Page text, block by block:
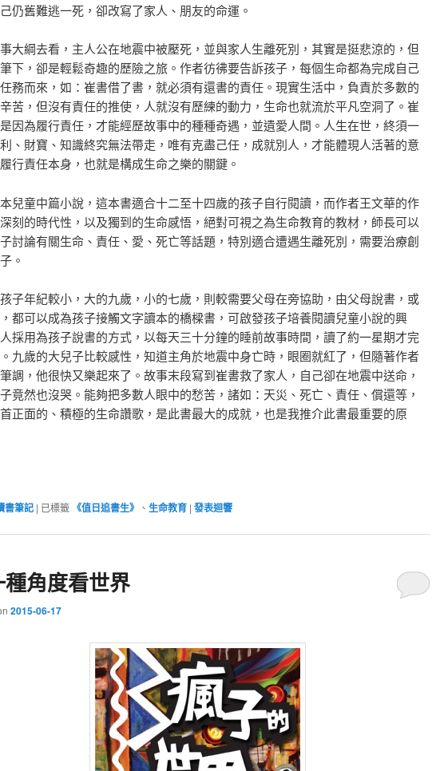
仍舊難逃一死，卻改寫了家人、朋友的命運。
大綱去看，主人公在地震中被壓死，並與家人生離死別，其實是挺悲涼的，但
下，卻是輕鬆奇趣的歷險之旅。作者彷彿要告訴孩子，每個生命都為完成自己
務而來，如：崔書借了書，就必須有還書的責任。現實生活中，負責於多數的
苦，但沒有責任的推使，人就沒有歷練的動力，生命也就流於平凡空洞了。崔
因為履行責任，才能經歷故事中的種種奇遇，並遺愛人間。人生在世，終須一
、財寶、知識終究無法帶走，唯有克盡己任，成就別人，才能體現人活著的意
行責任本身，也就是構成生命之樂的關鍵。
兒童中篇小說，這本書適合十二至十四歲的孩子自行閱讀，而作者王文華的作
刻的時代性，以及獨到的生命感悟，絕對可視之為生命教育的教材，師長可以
討論有關生命、責任、愛、死亡等話題，特別適合遭遇生離死別，需要治療創
。
子年紀較小，大的九歲，小的七歲，則較需要父母在旁協助，由父母說書，或
都可以成為孩子接觸文字讀本的橋樑書，可啟發孩子培養閱讀兒童小說的興
採用為孩子說書的方式，以每天三十分鐘的睡前故事時間，讀了約一星期才完
九歲的大兒子比較感性，知道主角於地震中身亡時，眼圈就紅了，但隨著作者
調，他很快又樂起來了。故事末段寫到崔書救了家人，自己卻在地震中送命，
竟然也沒哭。能夠把多數人眼中的愁苦，諸如：天災、死亡、責任、償還等，
正面的、積極的生命讚歌，是此書最大的成就，也是我推介此書最重要的原
書筆記 | 已標籤 《值日追書生》 、 生命教育 | 發表迴響
種角度看世界
2015-06-17